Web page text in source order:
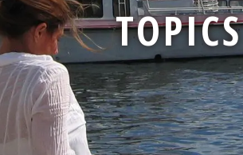
TOPICS